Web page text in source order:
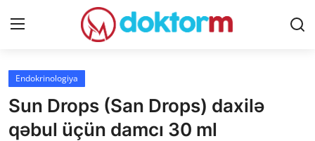
Giriş
Ana səhifə
Endokrinologiya
Sun Drops (San Drops) daxilə
qəbul üçün damcı 30 ml